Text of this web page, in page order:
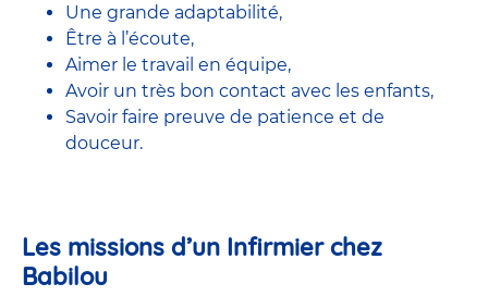
Une grande adaptabilité,
Être à l’écoute,
Aimer le travail en équipe,
Avoir un très bon contact avec les enfants,
Savoir faire preuve de patience et de
douceur.
Les missions d’un Infirmier chez
Babilou